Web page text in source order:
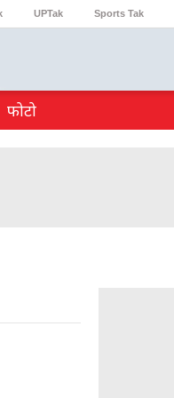
UPTak Sports Tak
फोटो